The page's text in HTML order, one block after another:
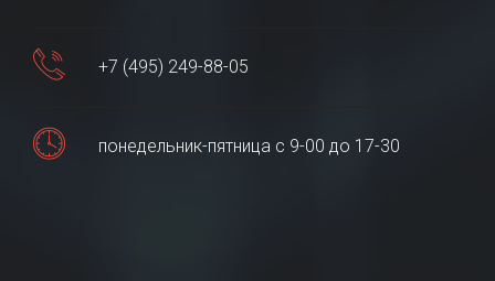
+7 (495) 249-88-05
понедельник-пятница с 9-00 до 17-30